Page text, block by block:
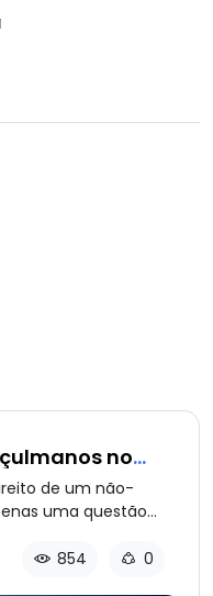
no
Tratamento
de um não-
uma questão
854 0